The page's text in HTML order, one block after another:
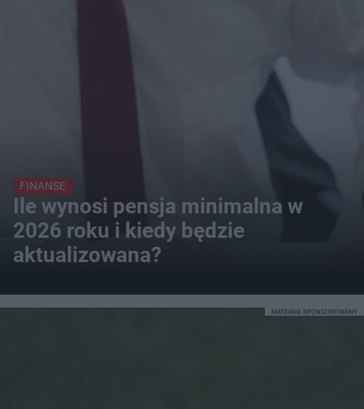
FINANSE
Ile wynosi pensja minimalna w
2026 roku i kiedy będzie
aktualizowana?
MATERIAŁ SPONSOROWANY